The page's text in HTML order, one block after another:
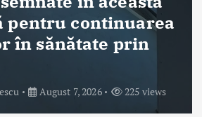
Economics & More este un proiect
QUALITY, lansat de Sănătatea Press